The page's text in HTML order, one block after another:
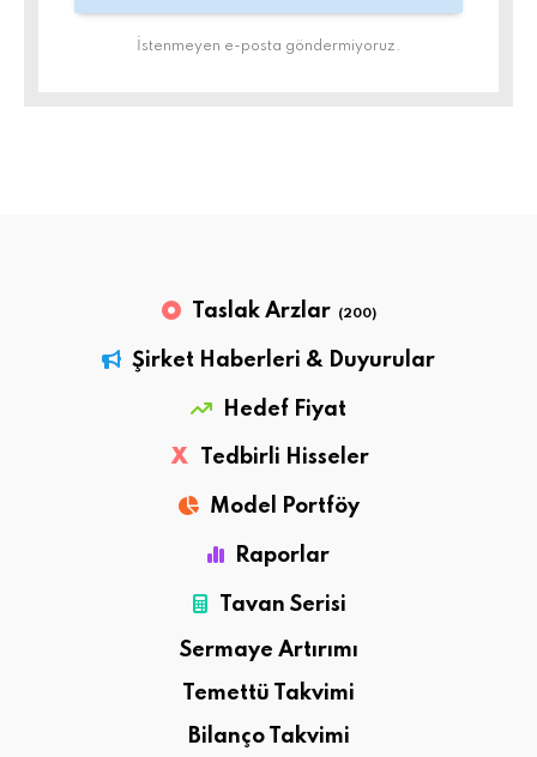
İstenmeyen e-posta göndermiyoruz.
Taslak Arzlar (200)
Şirket Haberleri & Duyurular
Hedef Fiyat
X Tedbirli Hisseler
Model Portföy
Raporlar
Tavan Serisi
Sermaye Artırımı
Temettü Takvimi
Bilanço Takvimi